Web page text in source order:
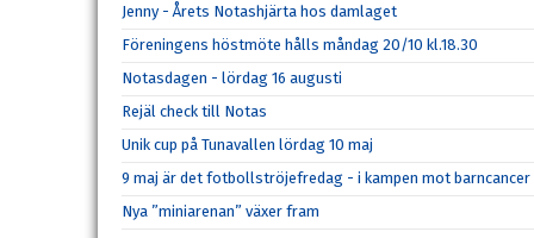
Jenny - Årets Notashjärta hos damlaget
Föreningens höstmöte hålls måndag 20/10 kl.18.30
Notasdagen - lördag 16 augusti
Rejäl check till Notas
Unik cup på Tunavallen lördag 10 maj
9 maj är det fotbollströjefredag - i kampen mot barncancer
Nya ”miniarenan” växer fram